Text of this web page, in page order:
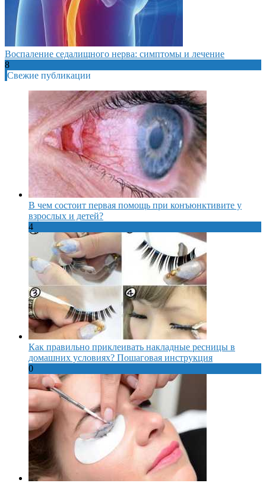
Воспаление седалищного нерва: симптомы и лечение
8
Свежие публикации
В чем состоит первая помощь при конъюнктивите у
взрослых и детей?
4
Как правильно приклеивать накладные ресницы в
домашних условиях? Пошаговая инструкция
0